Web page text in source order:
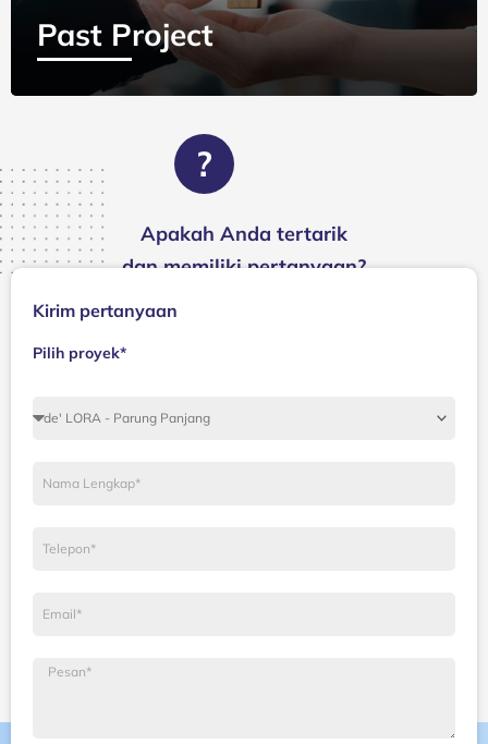
Past Project
?
Apakah Anda tertarik
dan memiliki pertanyaan?
Kirim pertanyaan
Pilih proyek*
Proyek
Nama
Telepon
Email
Pesan